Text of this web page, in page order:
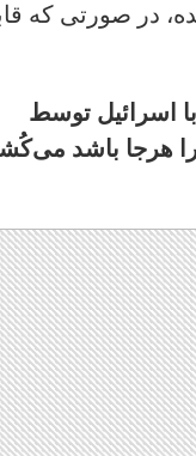
در صورتی که
اسرائیل توسط
هرجا باشد